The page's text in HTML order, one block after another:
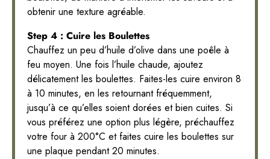
obtenir une texture agréable.
Step 4 : Cuire les Boulettes
Chauffez un peu d’huile d’olive dans une poêle à
feu moyen. Une fois l’huile chaude, ajoutez
délicatement les boulettes. Faites-les cuire environ 8
à 10 minutes, en les retournant fréquemment,
jusqu’à ce qu’elles soient dorées et bien cuites. Si
vous préférez une option plus légère, préchauffez
votre four à 200°C et faites cuire les boulettes sur
une plaque pendant 20 minutes.